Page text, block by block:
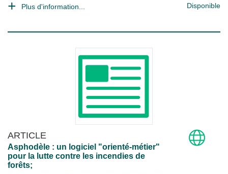
Plus d'information... Disponible
ARTICLE
Asphodèle : un logiciel "orienté-métier"
pour la lutte contre les incendies de
forêts;